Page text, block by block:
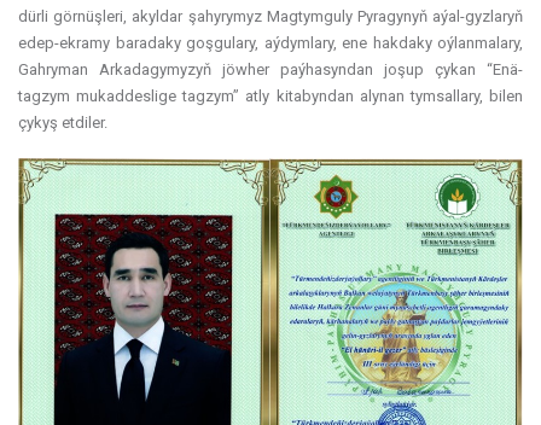
dürli görnüşleri, akyldar şahyrymyz Magtymguly Pyragynyň aýal-gyzlaryň
edep-ekramy baradaky goşgulary, aýdymlary, ene hakdaky oýlanmalary,
Gahryman Arkadagymyzyň jöwher paýhasyndan joşup çykan “Enä-
tagzym mukaddeslige tagzym” atly kitabyndan alynan tymsallary, bilen
çykyş etdiler.